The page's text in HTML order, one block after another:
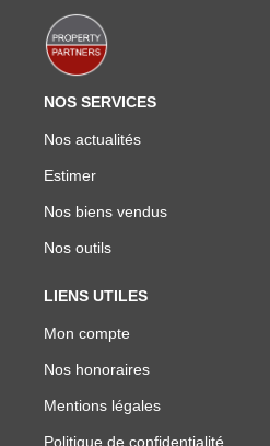
NOS SERVICES
Nos actualités
Estimer
Nos biens vendus
Nos outils
LIENS UTILES
Mon compte
Nos honoraires
Mentions légales
Politique de confidentialité